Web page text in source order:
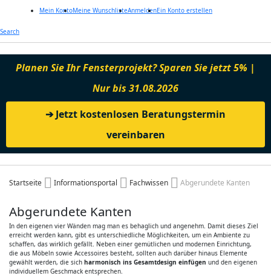
Mein KontoMeine WunschlisteAnmeldenEin Konto erstellen
Search
Planen Sie Ihr Fensterprojekt? Sparen Sie jetzt 5% |
Nur bis 31.08.2026
➔ Jetzt kostenlosen Beratungstermin
vereinbaren
Startseite Informationsportal Fachwissen Abgerundete Kanten
Abgerundete Kanten
In den eigenen vier Wänden mag man es behaglich und angenehm. Damit dieses Ziel
erreicht werden kann, gibt es unterschiedliche Möglichkeiten, um ein Ambiente zu
schaffen, das wirklich gefällt. Neben einer gemütlichen und modernen Einrichtung,
die aus Möbeln sowie Accessoires besteht, sollten auch darüber hinaus Elemente
gewählt werden, die sich harmonisch ins Gesamtdesign einfügen und den eigenen
individuellem Geschmack entsprechen.